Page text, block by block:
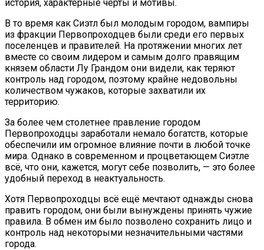
история, характерные черты и мотивы.
В то время как Сиэтл был молодым городом, вампиры
из фракции Первопроходцев были среди его первых
поселенцев и правителей. На протяжении многих лет
вместе со своим лидером и самым долго правящим
князем области Лу Грандом они видели, как теряют
контроль над городом, поэтому крайне недовольны
количеством чужаков, которые захватили их
территорию.
За более чем столетнее правление городом
Первопроходцы заработали немало богатств, которые
обеспечили им огромное влияние почти в любой точке
мира. Однако в современном и процветающем Сиэтле
всё, что они, кажется, могут себе позволить, — это более
удобный переход в неактуальность.
Хотя Первопроходцы всё ещё мечтают однажды снова
править городом, они были вынуждены принять чужие
правила. В обмен им было позволено сохранить лицо и
контроль над некоторыми незначительными частями
города.